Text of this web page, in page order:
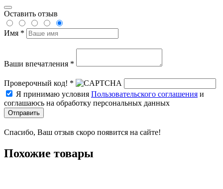
Оставить отзыв
Имя *
Ваши впечатления *
Проверочный код! *
Я принимаю условия Пользовательского соглашения и
соглашаюсь на обработку персональных данных
Отправить
Спасибо, Ваш отзыв скоро появится на сайте!
Похожие товары